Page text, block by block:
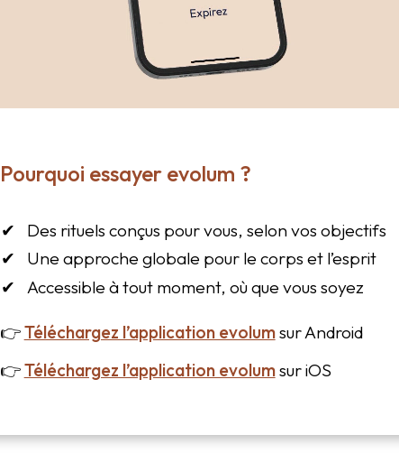
Pourquoi essayer evolum ?
Des rituels conçus pour vous, selon vos objectifs
Une approche globale pour le corps et l’esprit
Accessible à tout moment, où que vous soyez
👉Téléchargez l’application evolumsur Android
👉Téléchargez l’application evolumsur iOS